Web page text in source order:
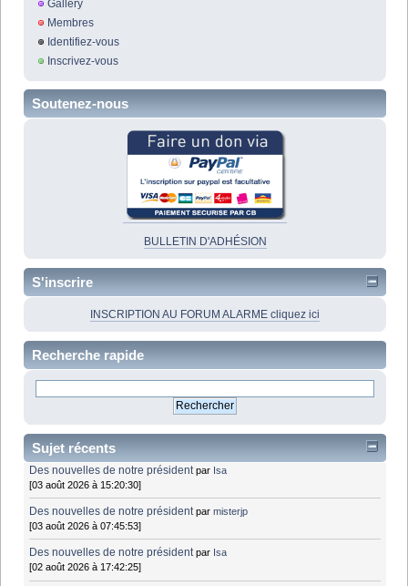
Gallery
Membres
Identifiez-vous
Inscrivez-vous
Soutenez-nous
BULLETIN D'ADHÉSION
S'inscrire
INSCRIPTION AU FORUM ALARME cliquez ici
Recherche rapide
Sujet récents
Des nouvelles de notre président par Isa
[03 août 2026 à 15:20:30]
Des nouvelles de notre président parmisterjp
[03 août 2026 à 07:45:53]
Des nouvelles de notre président par Isa
[02 août 2026 à 17:42:25]